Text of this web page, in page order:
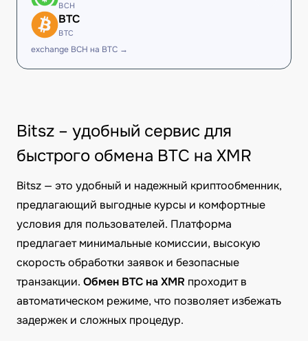
BCH
BTC
BTC
exchange BCH на BTC →
Bitsz – удобный сервис для
быстрого обмена BTC на XMR
Bitsz — это удобный и надежный криптообменник,
предлагающий выгодные курсы и комфортные
условия для пользователей. Платформа
предлагает минимальные комиссии, высокую
скорость обработки заявок и безопасные
транзакции. Обмен BTC на XMR проходит в
автоматическом режиме, что позволяет избежать
задержек и сложных процедур.